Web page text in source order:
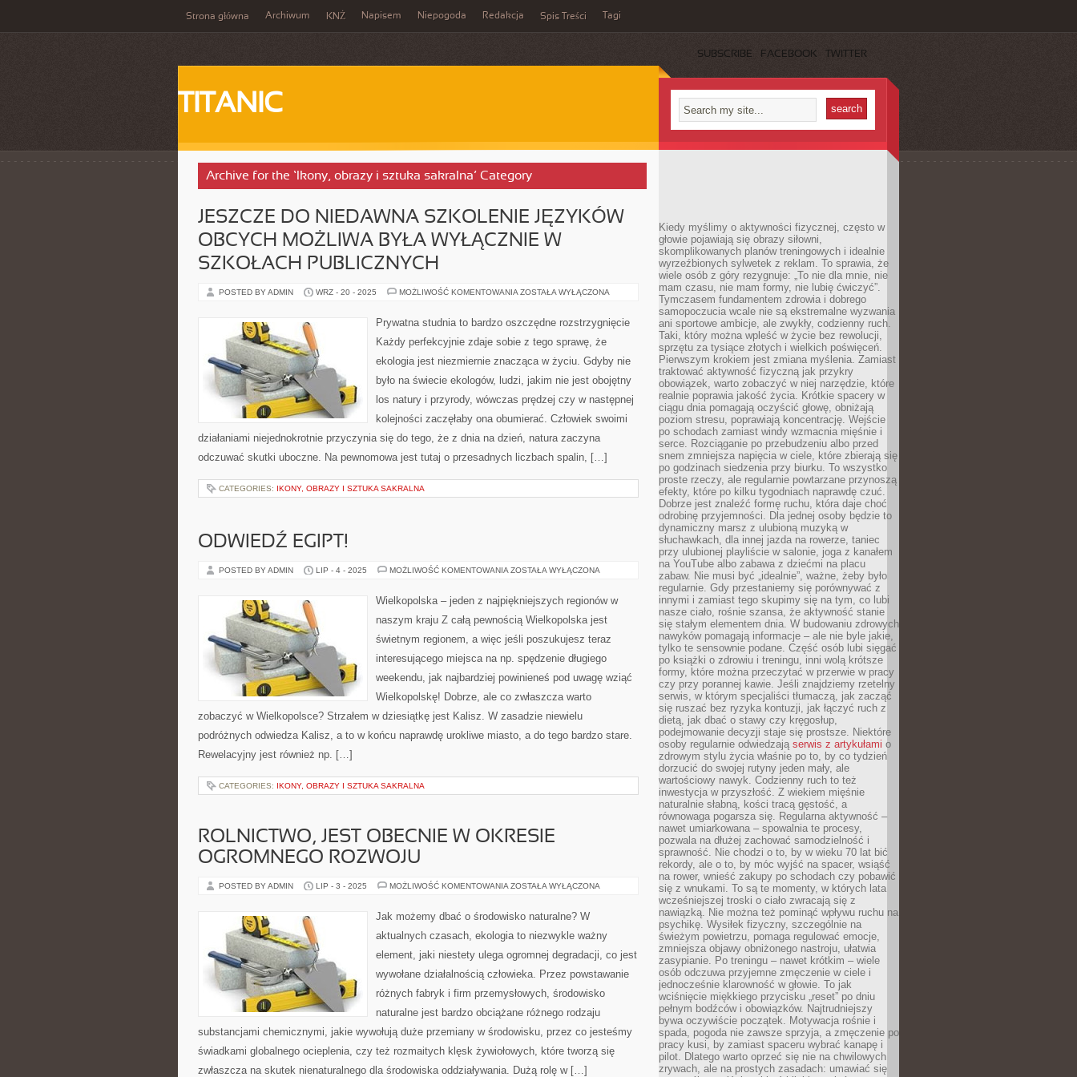
Strona główna Archiwum KNŻ Napisem Niepogoda Redakcja Spis Treści Tagi
SUBSCRIBE FACEBOOK TWITTER
TITANIC
Archive for the ‘Ikony, obrazy i sztuka sakralna’ Category
JESZCZE DO NIEDAWNA SZKOLENIE JĘZYKÓW
OBCYCH MOŻLIWA BYŁA WYŁĄCZNIE W
SZKOŁACH PUBLICZNYCH
POSTED BY ADMIN WRZ - 20 - 2025 MOŻLIWOŚĆ KOMENTOWANIA JESZCZE
SZKOLENIE
JĘZYKÓW
MOŻLIWA
WYŁĄCZNIE
SZKOŁACH
PUBLICZNYCH
ZOSTAŁA WYŁĄCZONA
Prywatna studnia to bardzo oszczędne rozstrzygnięcie
Każdy perfekcyjnie zdaje sobie z tego sprawę, że
ekologia jest niezmiernie znacząca w życiu. Gdyby nie
było na świecie ekologów, ludzi, jakim nie jest obojętny
los natury i przyrody, wówczas prędzej czy w następnej
kolejności zaczęłaby ona obumierać. Człowiek swoimi
działaniami niejednokrotnie przyczynia się do tego, że z dnia na dzień, natura zaczyna
odczuwać skutki uboczne. Na pewnomowa jest tutaj o przesadnych liczbach spalin, […]
CATEGORIES: IKONY, OBRAZY I SZTUKA SAKRALNA
ODWIEDŹ EGIPT!
POSTED BY ADMIN LIP - 4 - 2025 MOŻLIWOŚĆ KOMENTOWANIA ODWIEDŹ
ZOSTAŁA WYŁĄCZONA
Wielkopolska – jeden z najpiękniejszych regionów w
naszym kraju Z całą pewnością Wielkopolska jest
świetnym regionem, a więc jeśli poszukujesz teraz
interesującego miejsca na np. spędzenie długiego
weekendu, jak najbardziej powinieneś pod uwagę wziąć
Wielkopolskę! Dobrze, ale co zwłaszcza warto
zobaczyć w Wielkopolsce? Strzałem w dziesiątkę jest Kalisz. W zasadzie niewielu
podróżnych odwiedza Kalisz, a to w końcu naprawdę urokliwe miasto, a do tego bardzo stare.
Rewelacyjny jest również np. […]
CATEGORIES: IKONY, OBRAZY I SZTUKA SAKRALNA
ROLNICTWO, JEST OBECNIE W OKRESIE
OGROMNEGO ROZWOJU
POSTED BY ADMIN LIP - 3 - 2025 MOŻLIWOŚĆ KOMENTOWANIA ROLNICTWO,
W
OKRESIE
ROZWOJU
ZOSTAŁA WYŁĄCZONA
Jak możemy dbać o środowisko naturalne? W
aktualnych czasach, ekologia to niezwykle ważny
element, jaki niestety ulega ogromnej degradacji, co jest
wywołane działalnością człowieka. Przez powstawanie
różnych fabryk i firm przemysłowych, środowisko
naturalne jest bardzo obciążane różnego rodzaju
substancjami chemicznymi, jakie wywołują duże przemiany w środowisku, przez co jesteśmy
świadkami globalnego ocieplenia, czy też rozmaitych klęsk żywiołowych, które tworzą się
zwłaszcza na skutek nienaturalnego dla środowiska oddziaływania. Dużą rolę w […]
Kiedy myślimy o aktywności fizycznej, często w
głowie pojawiają się obrazy siłowni,
skomplikowanych planów treningowych i idealnie
wyrzeźbionych sylwetek z reklam. To sprawia, że
wiele osób z góry rezygnuje: „To nie dla mnie, nie
mam czasu, nie mam formy, nie lubię ćwiczyć”.
Tymczasem fundamentem zdrowia i dobrego
samopoczucia wcale nie są ekstremalne wyzwania
ani sportowe ambicje, ale zwykły, codzienny ruch.
Taki, który można wpleść w życie bez rewolucji,
sprzętu za tysiące złotych i wielkich poświęceń.
Pierwszym krokiem jest zmiana myślenia. Zamiast
traktować aktywność fizyczną jak przykry
obowiązek, warto zobaczyć w niej narzędzie, które
realnie poprawia jakość życia. Krótkie spacery w
ciągu dnia pomagają oczyścić głowę, obniżają
poziom stresu, poprawiają koncentrację. Wejście
po schodach zamiast windy wzmacnia mięśnie i
serce. Rozciąganie po przebudzeniu albo przed
snem zmniejsza napięcia w ciele, które zbierają się
po godzinach siedzenia przy biurku. To wszystko
proste rzeczy, ale regularnie powtarzane przynoszą
efekty, które po kilku tygodniach naprawdę czuć.
Dobrze jest znaleźć formę ruchu, która daje choć
odrobinę przyjemności. Dla jednej osoby będzie to
dynamiczny marsz z ulubioną muzyką w
słuchawkach, dla innej jazda na rowerze, taniec
przy ulubionej playliście w salonie, joga z kanałem
na YouTube albo zabawa z dziećmi na placu
zabaw. Nie musi być „idealnie”, ważne, żeby było
regularnie. Gdy przestaniemy się porównywać z
innymi i zamiast tego skupimy się na tym, co lubi
nasze ciało, rośnie szansa, że aktywność stanie
się stałym elementem dnia. W budowaniu zdrowych
nawyków pomagają informacje – ale nie byle jakie,
tylko te sensownie podane. Część osób lubi sięgać
po książki o zdrowiu i treningu, inni wolą krótsze
formy, które można przeczytać w przerwie w pracy
czy przy porannej kawie. Jeśli znajdziemy rzetelny
serwis, w którym specjaliści tłumaczą, jak zacząć
się ruszać bez ryzyka kontuzji, jak łączyć ruch z
dietą, jak dbać o stawy czy kręgosłup,
podejmowanie decyzji staje się prostsze. Niektóre
osoby regularnie odwiedzają serwis z artykułami o
zdrowym stylu życia właśnie po to, by co tydzień
dorzucić do swojej rutyny jeden mały, ale
wartościowy nawyk. Codzienny ruch to też
inwestycja w przyszłość. Z wiekiem mięśnie
naturalnie słabną, kości tracą gęstość, a
równowaga pogarsza się. Regularna aktywność –
nawet umiarkowana – spowalnia te procesy,
pozwala na dłużej zachować samodzielność i
sprawność. Nie chodzi o to, by w wieku 70 lat bić
rekordy, ale o to, by móc wyjść na spacer, wsiąść
na rower, wnieść zakupy po schodach czy pobawić
się z wnukami. To są te momenty, w których lata
wcześniejszej troski o ciało zwracają się z
nawiązką. Nie można też pominąć wpływu ruchu na
psychikę. Wysiłek fizyczny, szczególnie na
świeżym powietrzu, pomaga regulować emocje,
zmniejsza objawy obniżonego nastroju, ułatwia
zasypianie. Po treningu – nawet krótkim – wiele
osób odczuwa przyjemne zmęczenie w ciele i
jednocześnie klarowność w głowie. To jak
wciśnięcie miękkiego przycisku „reset” po dniu
pełnym bodźców i obowiązków. Najtrudniejszy
bywa oczywiście początek. Motywacja rośnie i
spada, pogoda nie zawsze sprzyja, a zmęczenie po
pracy kusi, by zamiast spaceru wybrać kanapę i
pilot. Dlatego warto oprzeć się nie na chwilowych
zrywach, ale na prostych zasadach: umawiać się